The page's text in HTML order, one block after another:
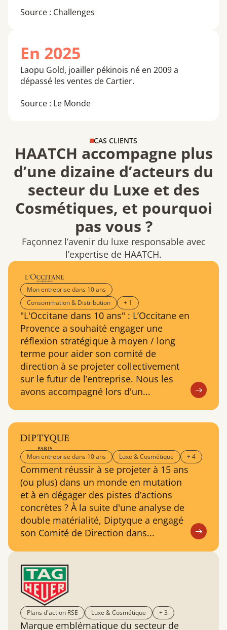
Source : Challenges
En 2025
Laopu Gold, joailler pékinois né en 2009 a
dépassé les ventes de Cartier.
Source : Le Monde
CAS CLIENTS
HAATCH accompagne plus
d’une dizaine d’acteurs du
secteur du Luxe et des
Cosmétiques, et pourquoi
pas vous ?
Façonnez l’avenir du luxe responsable avec
l’expertise de HAATCH.
Mon entreprise dans 10 ans
Consommation & Distribution
+ 1
"L'Occitane dans 10 ans" : L’Occitane en
Provence a souhaité engager une
réflexion stratégique à moyen / long
terme pour aider son comité de
direction à se projeter collectivement
sur le futur de l’entreprise. Nous les
avons accompagné lors d'un...
Mon entreprise dans 10 ans Luxe & Cosmétique + 4
Comment réussir à se projeter à 15 ans
(ou plus) dans un monde en mutation
et à en dégager des pistes d’actions
concrètes ? À la suite d'une analyse de
double matérialité, Diptyque a engagé
son Comité de Direction dans...
Plans d'action RSE Luxe & Cosmétique + 3
Marque emblématique du secteur de